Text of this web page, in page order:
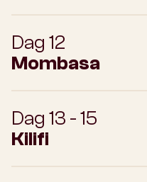
Dag 12
Mombasa
Dag 13 - 15
Kilifi